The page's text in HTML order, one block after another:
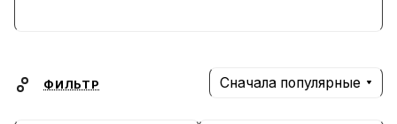
ФИЛЬТР Сначала популярные